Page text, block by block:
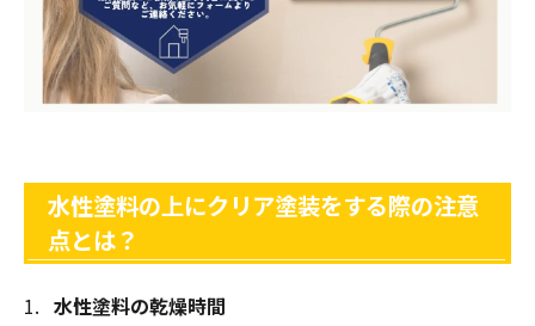
水性塗料の上にクリア塗装をする際の注意
点とは？
水性塗料の乾燥時間